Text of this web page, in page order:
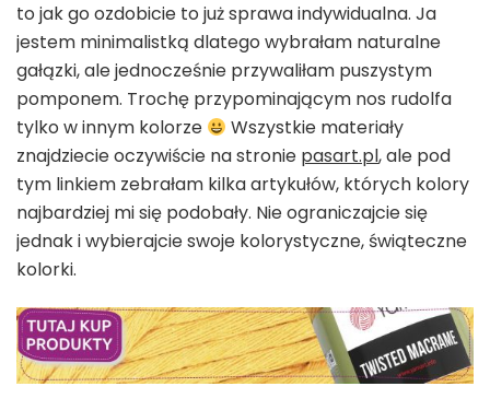
to jak go ozdobicie to już sprawa indywidualna. Ja
jestem minimalistką dlatego wybrałam naturalne
gałązki, ale jednocześnie przywaliłam puszystym
pomponem. Trochę przypominającym nos rudolfa
tylko w innym kolorze
Wszystkie materiały
znajdziecie oczywiście na stronie pasart.pl, ale pod
tym linkiem zebrałam kilka artykułów, których kolory
najbardziej mi się podobały. Nie ograniczajcie się
jednak i wybierajcie swoje kolorystyczne, świąteczne
kolorki.